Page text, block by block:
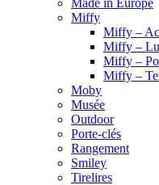
Made in Europe
Miffy
Miffy –
Miffy –
Miffy –
Miffy –
Moby
Musée
Outdoor
Porte-clés
Rangement
Smiley
Tirelires